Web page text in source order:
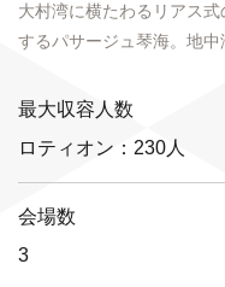
大村湾に横たわるリアス
するパサージュ琴海。地
最大収容人数
ロティオン：230人
会場数
3